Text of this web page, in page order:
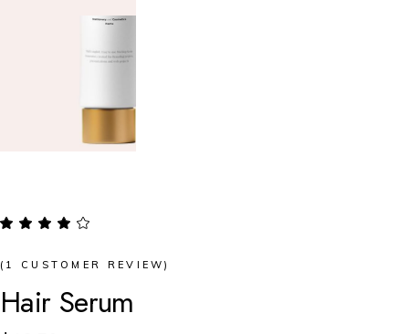
( 1 CUSTOMER REVIEW)
Hair Serum